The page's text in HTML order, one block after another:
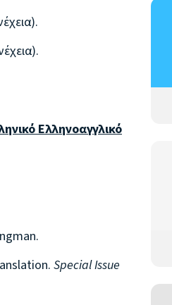
Ελληνοαγγλικό
Special Issue